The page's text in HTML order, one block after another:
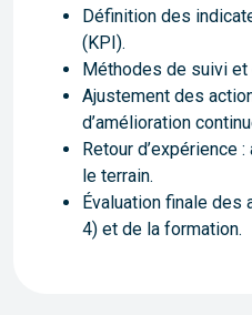
Définition des
(KPI).
Méthodes de suivi et
Ajustement des
d’amélioration
Retour d’expérience
le terrain.
Évaluation finale des
4) et de la formation.